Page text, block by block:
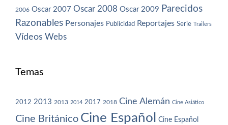
2006 Oscar 2007 Oscar 2008 Oscar 2009 Parecidos
Razonables Personajes Publicidad Reportajes Serie Trailers
Vídeos Webs
Temas
2012 2013 2013 2014 2017 2018 Cine Alemán Cine Asiático
Cine Británico Cine Español Cine Español